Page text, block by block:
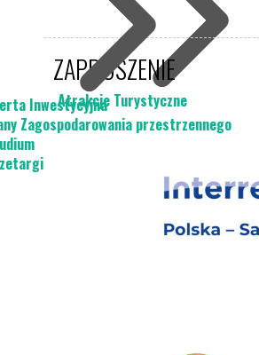
Atrakcje Turystyczne
Informacja Turystyczna
Poznaj Piechowice
ZAPROSZENIE
Inwestycyjna
Zagospodarowania przestrzennego